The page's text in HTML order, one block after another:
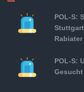
POL-S:
POL-S:
Gesucht